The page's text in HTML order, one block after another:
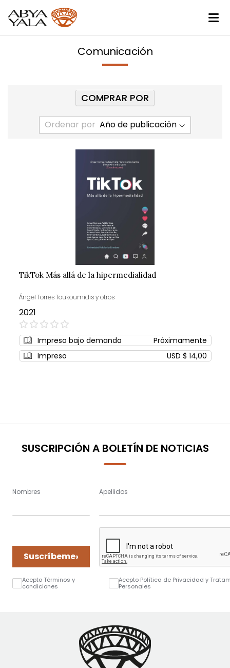
Comunicación
Ordenar por
TikTok Más allá de la hipermedialidad
Ángel Torres Toukoumidis y otros
2021
0%
Impreso bajo demanda
Próximamente
Impreso
USD $ 14,00
COMPRAR POR
SUSCRIPCIÓN A BOLETÍN DE NOTICIAS
Nombres Apellidos
Suscríbeme›
Acepto Términos y
condiciones
Acepto Política de Privacidad y
Personales